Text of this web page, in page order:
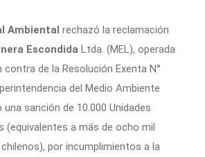
Ambiental rechazó la reclamación
Escondida Ltda. (MEL), operada
contra de la Resolución Exenta N°
del Medio Ambiente
sanción de 10.000 Unidades
(equivalentes a más de ocho mil
por incumplimientos a la